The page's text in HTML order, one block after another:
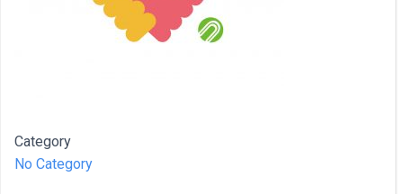
Category
No Category